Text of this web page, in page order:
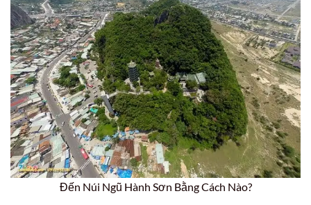
Đến Núi Ngũ Hành Sơn Bằng Cách Nào?